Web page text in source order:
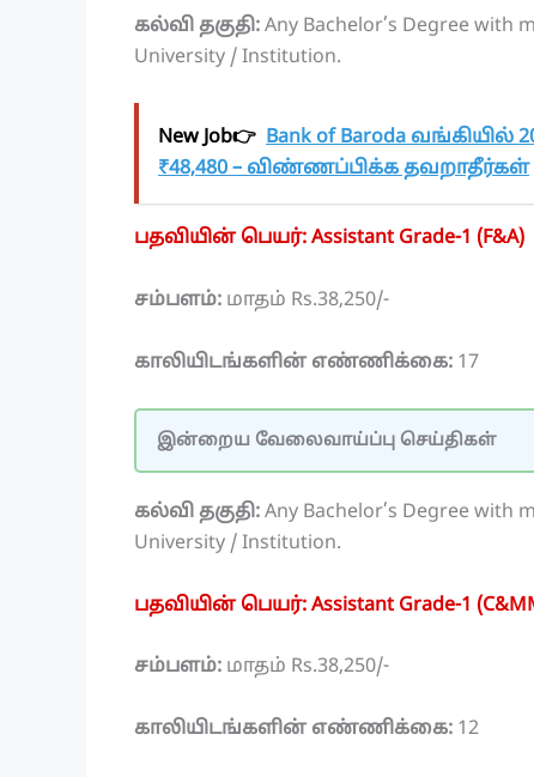
கல்வி தகுதி: Any Bachelor’s Degree with
University / Institution.
New Job👉 Bank of Baroda வங்கியில்
₹48,480 – விண்ணப்பிக்க தவறாதீர்கள்
பதவியின் பெயர்: Assistant Grade-1 (F&A)
சம்பளம்: மாதம் Rs.38,250/-
காலியிடங்களின் எண்ணிக்கை: 17
இன்றைய வேலைவாய்ப்பு செய்திகள்
கல்வி தகுதி: Any Bachelor’s Degree with
University / Institution.
பதவியின் பெயர்: Assistant Grade-1
சம்பளம்: மாதம் Rs.38,250/-
காலியிடங்களின் எண்ணிக்கை: 12